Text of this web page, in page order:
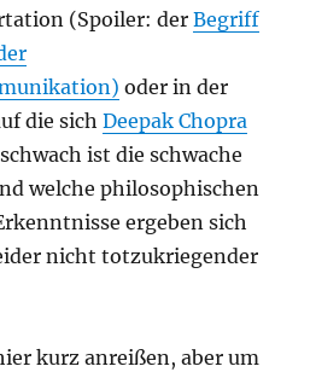
(Spoiler: derBegriff
oder in der
die sichDeepak Chopra
ist die schwache
welche philosophischen
ergeben sich
nicht totzukriegender
kurz anreißen, aber um